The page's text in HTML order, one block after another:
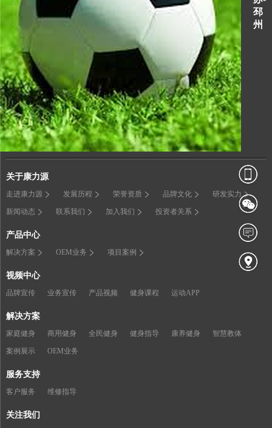
邳
州
关于康力源
走进康力源 发展历程 荣誉资质 品牌文化 研发实力
新闻动态 联系我们 加入我们 投资者关系
产品中心
解决方案 OEM业务 项目案例
视频中心
品牌宣传 业务宣传 产品视频 健身课程 运动APP
解决方案
家庭健身 商用健身 全民健身 健身指导 康养健身 智慧教体
案例展示 OEM业务
服务支持
客户服务 维修指导
关注我们